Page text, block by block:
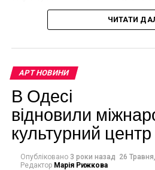
впевнений,
усвідомлює
наслідки для
будинків. Якби
могли
назад, ми б це
зробили”.
ЧИТАТИ
АРТ НОВИНИ
В Одесі
відновили
культурний центр
Опубліковано 3 роки назад 26
Редактор Марія Рижкова